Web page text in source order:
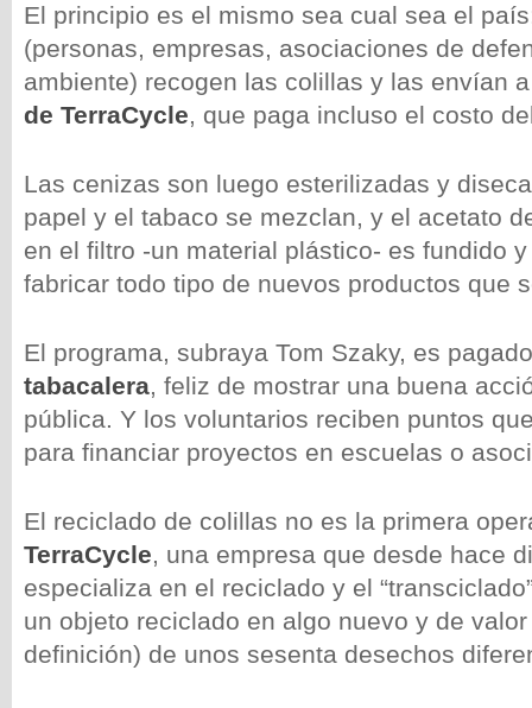
El principio es el mismo sea cual sea el
(personas, empresas, asociaciones de
ambiente) recogen las colillas y las envían
de TerraCycle, que paga incluso el costo
Las cenizas son luego esterilizadas y
papel y el tabaco se mezclan, y el acetato
en el filtro -un material plástico- es fundido
fabricar todo tipo de nuevos productos que
El programa, subraya Tom Szaky, es
tabacalera, feliz de mostrar una buena
pública. Y los voluntarios reciben puntos
para financiar proyectos en escuelas o
El reciclado de colillas no es la primera
TerraCycle, una empresa que desde hace
especializa en el reciclado y el
un objeto reciclado en algo nuevo y de
definición) de unos sesenta desechos
wp-